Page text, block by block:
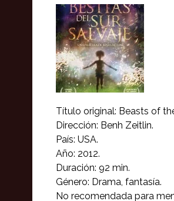
Título original: Beasts of
Dirección: Benh Zeitlin.
País: USA.
Año: 2012.
Duración: 92 min.
Género: Drama, fantasía.
No recomendada para